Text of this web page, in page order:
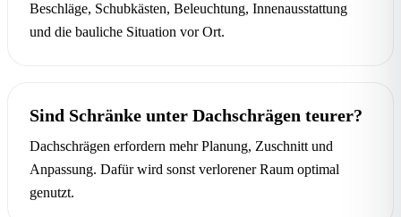
Beschläge, Schubkästen, Beleuchtung, Innenausstattung
und die bauliche Situation vor Ort.
Sind Schränke unter Dachschrägen teurer?
Dachschrägen erfordern mehr Planung, Zuschnitt und
Anpassung. Dafür wird sonst verlorener Raum optimal
genutzt.